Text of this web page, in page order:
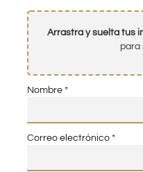
Arrastra y suelta tus
para
Nombre *
Correo electrónico *